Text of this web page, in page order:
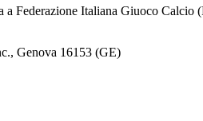
a Federazione Italiana Giuoco
Genova 16153 (GE)